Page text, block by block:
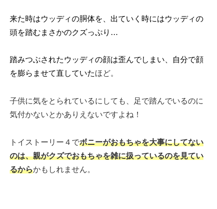
来た時はウッディの胴体を、出ていく時にはウッディの
頭を踏むまさかのクズっぷり…
踏みつぶされたウッディの顔は歪んでしまい、自分で顔
を膨らませて直していたほど。
子供に気をとられているにしても、足で踏んでいるのに
気付かないとかありえないですよね！
トイストーリー４でボニーがおもちゃを大事にしてない
のは、親がクズでおもちゃを雑に扱っているのを見てい
るからかもしれません。